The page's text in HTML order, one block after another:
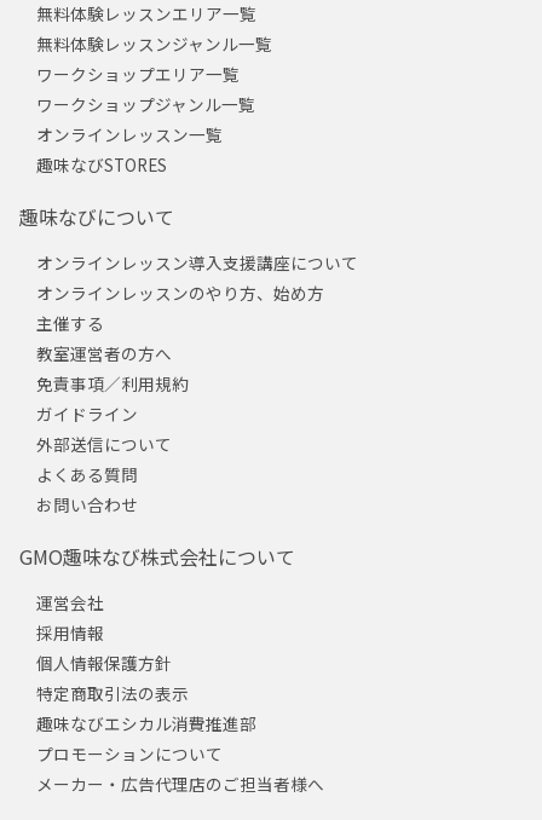
無料体験レッスンエリア一覧
無料体験レッスンジャンル一覧
ワークショップエリア一覧
ワークショップジャンル一覧
オンラインレッスン一覧
趣味なびSTORES
趣味なびについて
オンラインレッスン導入支援講座について
オンラインレッスンのやり方、始め方
主催する
教室運営者の方へ
免責事項／利用規約
ガイドライン
外部送信について
よくある質問
お問い合わせ
GMO趣味なび株式会社について
運営会社
採用情報
個人情報保護方針
特定商取引法の表示
趣味なびエシカル消費推進部
プロモーションについて
メーカー・広告代理店のご担当者様へ